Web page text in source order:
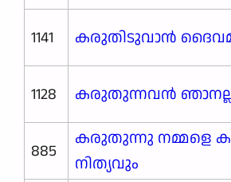
1141
കരുതിടുവാൻ
1128
കരുതുന്നവൻ
885
കരുതുന്നു നമ്മളെ
നിത്യവും